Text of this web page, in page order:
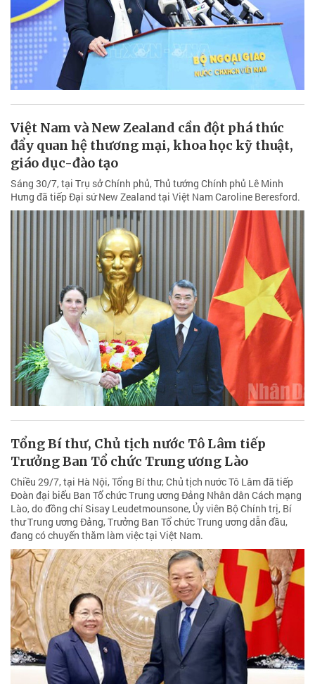
Việt Nam và New Zealand cần đột phá thúc
đẩy quan hệ thương mại, khoa học kỹ thuật,
giáo dục-đào tạo
Sáng 30/7, tại Trụ sở Chính phủ, Thủ tướng Chính phủ Lê Minh
Hưng đã tiếp Đại sứ New Zealand tại Việt Nam Caroline Beresford.
Tổng Bí thư, Chủ tịch nước Tô Lâm tiếp
Trưởng Ban Tổ chức Trung ương Lào
Chiều 29/7, tại Hà Nội, Tổng Bí thư, Chủ tịch nước Tô Lâm đã tiếp
Đoàn đại biểu Ban Tổ chức Trung ương Đảng Nhân dân Cách mạng
Lào, do đồng chí Sisay Leudetmounsone, Ủy viên Bộ Chính trị, Bí
thư Trung ương Đảng, Trưởng Ban Tổ chức Trung ương dẫn đầu,
đang có chuyến thăm làm việc tại Việt Nam.